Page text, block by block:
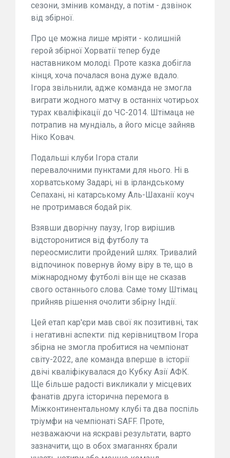
сезони, змінив команду, а потім - дзвінок
від збірної.
Про це можна лише мріяти - колишній
герой збірної Хорватії тепер буде
наставником молоді. Проте казка добігла
кінця, хоча почалася вона дуже вдало.
Ігора звільнили, адже команда не змогла
виграти жодного матчу в останніх чотирьох
турах кваліфікації до ЧС-2014. Штімаца не
потрапив на мундіаль, а його місце зайняв
Ніко Ковач.
Подальші клуби Ігора стали
перевалочними пунктами для нього. Ні в
хорватському Задарі, ні в ірландському
Сепахані, ні катарському Аль-Шаханії коуч
не протримався бодай рік.
Взявши дворічну паузу, Ігор вирішив
відсторонитися від футболу та
переосмислити пройдений шлях. Тривалий
відпочинок повернув йому віру в те, що в
міжнародному футболі він ще не сказав
свого останнього слова. Саме тому Штімац
прийняв рішення очолити збірну Індії.
Цей етап кар'єри мав свої як позитивні, так
і негативні аспекти: під керівництвом Ігора
збірна не змогла пробитися на чемпіонат
світу-2022, але команда вперше в історії
двічі кваліфікувалася до Кубку Азії АФК.
Ще більше радості викликали у місцевих
фанатів друга історична перемога в
Міжконтинентальному клубі та два поспіль
тріумфи на чемпіонаті SAFF. Проте,
незважаючи на яскраві результати, варто
зазначити, що в обох змаганнях брали